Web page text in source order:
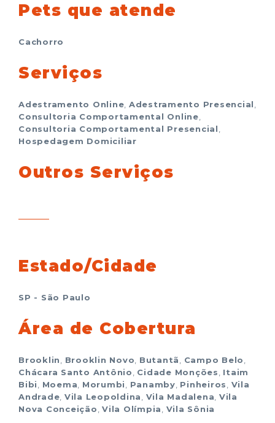
Pets que atende
Cachorro
Serviços
Adestramento Online Adestramento Presencial
Consultoria Comportamental Online
Consultoria Comportamental Presencial
Hospedagem Domiciliar
Outros Serviços
Estado/Cidade
SP - São Paulo
Área de Cobertura
Brooklin Brooklin Novo Butantã Campo Belo
Chácara Santo Antônio
Cidade Monções
Itaim
Bibi
Moema Morumbi Panamby Pinheiros
Vila
Andrade Vila Leopoldina Vila Madalena Vila
Nova Conceição Vila Olímpia Vila Sônia